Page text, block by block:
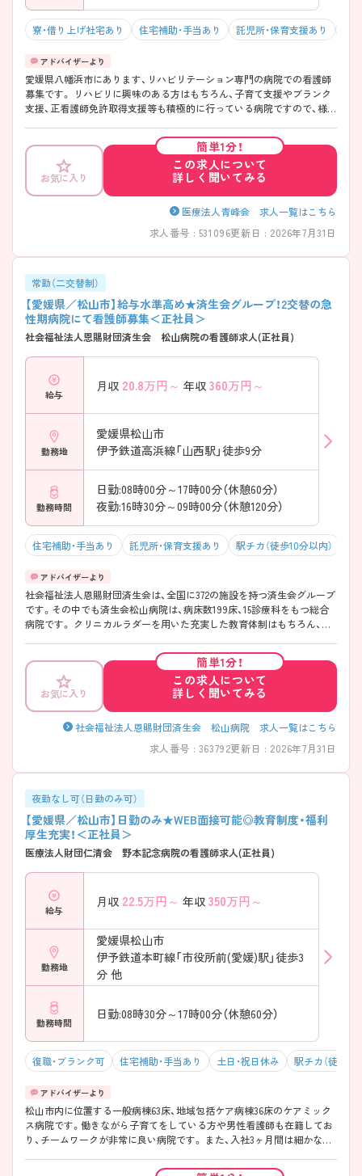
寮・借り上げ社宅あり 住宅補助・手当あり 託児所・保育支援あり
愛媛県八幡浜市にあります、リハビリテーション専門の病院での看護師
募集です。 リハビリに興味のある方はもちろん、子育て支援やブランク
支援、正看護師免許取得支援等も積極的に行っている病院ですので、様々
アドバイザーまでお気軽にお問い合わせください。
お気に入り
簡単1分！
この求人について
詳しく聞いてみる
医療法人青峰会 求人一覧はこちら
求人番号 : 531096更新日 : 2026年7月31日
常勤（二交替制）
【愛媛県／松山市】給与水準高め★済生会グループ！2交替の急
性期病院にて看護師募集＜正社員＞
社会福祉法人恩賜財団済生会 松山病院の看護師求人(正社員)
給与
月収 20.8万円～ 年収 360万円～
勤務地
愛媛県松山市
伊予鉄道高浜線「山西駅」徒歩9分
勤務時間
日勤:08時00分～17時00分（休憩60分）
夜勤:16時30分～09時00分（休憩120分）
住宅補助・手当あり 託児所・保育支援あり 駅チカ（徒歩10分以内）
社会福祉法人恩賜財団済生会は、全国に372の施設を持つ済生会グループ
です。その中でも済生会松山病院は、病床数199床、15診療科をもつ総合
病院です。 クリニカルラダーを用いた充実した教育体制はもちろん、
しており、 長時間労働・時間外勤務の削減・休暇制度の活用などを積極的
に発案・実行し、定着率も上がってきています！ 急性期看護を学びたい
方、でも3次救急病院のような忙しさはなくプライベートとの両立も大事
にされたい方、におすすめの求人で、1年間以上の勤続で1週間程度のリフ
レッシュ休暇を取得することも可能です★ 松山市の急性期病院の中で
も2交代は珍しく、給与水準も高めなので、2交代希望の方、高給与希望の
お気に入り
簡単1分！
この求人について
詳しく聞いてみる
社会福祉法人恩賜財団済生会 松山病院 求人一覧はこちら
求人番号 : 363792更新日 : 2026年7月31日
夜勤なし可（日勤のみ可）
【愛媛県／松山市】日勤のみ★WEB面接可能◎教育制度・福利
厚生充実！＜正社員＞
医療法人財団仁清会 野本記念病院の看護師求人(正社員)
給与
月収 22.5万円～ 年収 350万円～
勤務地
愛媛県松山市
伊予鉄道本町線「市役所前(愛媛)駅」徒歩3
分 他
勤務時間
日勤:08時30分～17時00分（休憩60分）
復職・ブランク可 住宅補助・手当あり 土日・祝日休み 駅チカ（徒歩10
松山市内に位置する一般病棟63床、地域包括ケア病棟36床のケアミック
ス病院です。働きながら子育てをしている方や男性看護師も在籍してお
り、チームワークが非常に良い病院です。 また、入社3ヶ月間は細かなチ
や経験が浅い方も安心して働くことができます。街中にあるため、公共